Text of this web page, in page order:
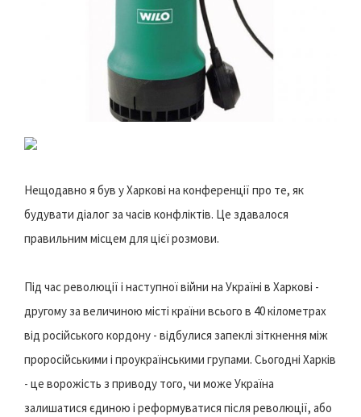
Нещодавно я був у Харкові на конференції про те, як
будувати діалог за часів конфліктів. Це здавалося
правильним місцем для цієї розмови.
Під час революції і наступної війни на Україні в Харкові -
другому за величиною місті країни всього в 40 кілометрах
від російського кордону - відбулися запеклі зіткнення між
проросійськими і проукраїнськими групами. Сьогодні Харків
- це ворожість з приводу того, чи може Україна
залишатися єдиною і реформуватися після революції, або